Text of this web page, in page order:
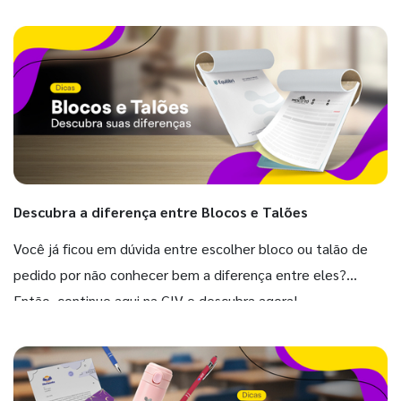
Descubra a diferença entre Blocos e Talões
Você já ficou em dúvida entre escolher bloco ou talão de
pedido por não conhecer bem a diferença entre eles?
Então, continue aqui na GIV e descubra agora!